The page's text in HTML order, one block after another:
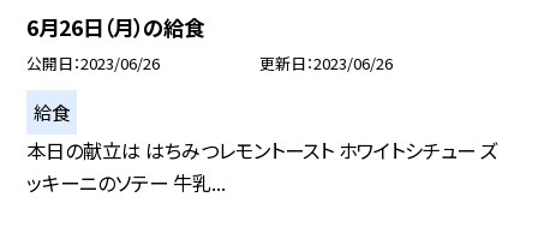
6月26日（月）の給食
公開日 2023/06/26 更新日 2023/06/26
給食
本日の献立は はちみつレモントースト ホワイトシチュー ズ
ッキーニのソテー 牛乳...